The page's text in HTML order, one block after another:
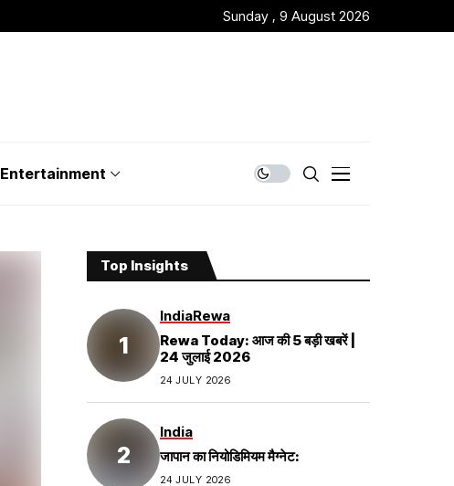
Sunday , 9 August 2026
Entertainment
Top Insights
IndiaRewa
Rewa Today: आज की 5 बड़ी खबरें |
24 जुलाई 2026
24 JULY 2026
India
जापान का नियोडिमियम मैग्नेट:
24 JULY 2026